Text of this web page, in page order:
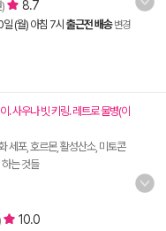
8.7
(월) 아침 7시 출근전 배송 변경
. 사우나 빗 키링. 레트로 물병(이
세포, 호르몬, 활성산소, 미토콘
는 것들
10.0